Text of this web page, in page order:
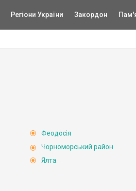
Регіони України Закордон
Феодосія
Чорноморський район
Ялта